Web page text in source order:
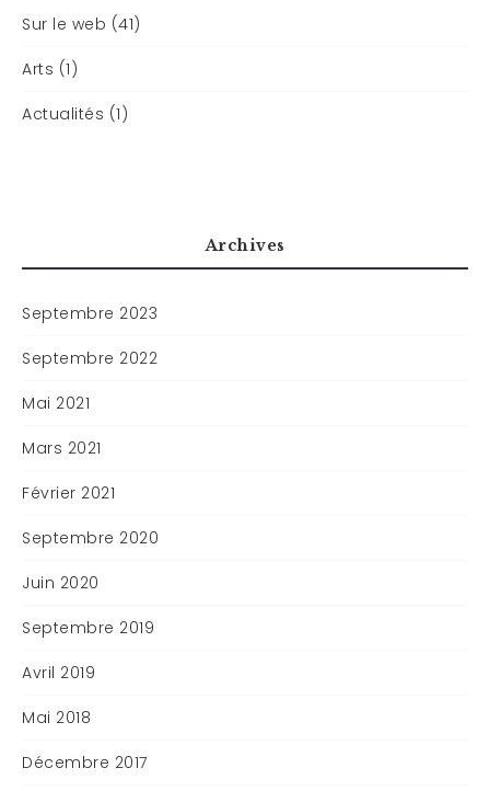
Sur le web (41)
Arts (1)
Actualités (1)
Archives
Septembre 2023
Septembre 2022
Mai 2021
Mars 2021
Février 2021
Septembre 2020
Juin 2020
Septembre 2019
Avril 2019
Mai 2018
Décembre 2017